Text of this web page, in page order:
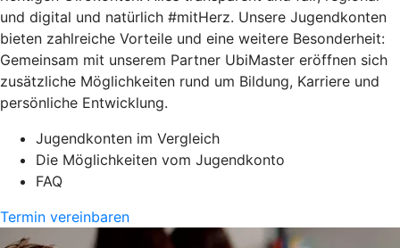
und digital und natürlich #mitHerz. Unsere Jugendkonten
bieten zahlreiche Vorteile und eine weitere Besonderheit:
Gemeinsam mit unserem Partner UbiMaster eröffnen sich
zusätzliche Möglichkeiten rund um Bildung, Karriere und
persönliche Entwicklung.
Jugendkonten im Vergleich
Die Möglichkeiten vom Jugendkonto
FAQ
Termin vereinbaren